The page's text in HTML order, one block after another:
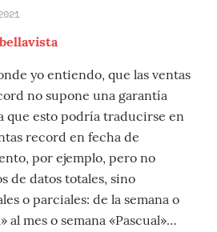
yo entiendo, que las ventas
no supone una garantía
que esto podría traducirse en
record en fecha de
por ejemplo, pero no
de datos totales, sino
o parciales: de la semana o
al mes o semana «Pascual»…